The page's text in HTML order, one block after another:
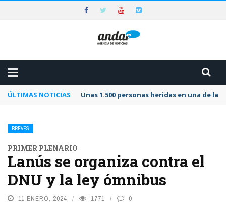
ÚLTIMAS NOTICIAS Unas 1.500 personas heridas en una de
BREVES
PRIMER PLENARIO
Lanús se organiza contra el
DNU y la ley ómnibus
11 ENERO, 2024 1771 0